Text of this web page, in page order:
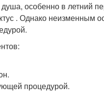
особенно в летний
. Однако неизменным
процедурой.